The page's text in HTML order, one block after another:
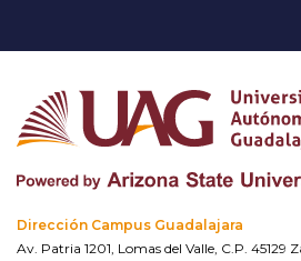
Dirección Campus Guadalajara
Av. Patria 1201, Lomas del Valle, C.P. 45129